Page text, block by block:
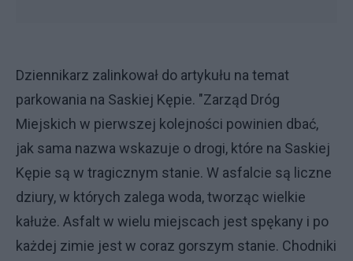
Dziennikarz zalinkował do artykułu na temat
parkowania na Saskiej Kępie. "Zarząd Dróg
Miejskich w pierwszej kolejności powinien dbać,
jak sama nazwa wskazuje o drogi, które na Saskiej
Kępie są w tragicznym stanie. W asfalcie są liczne
dziury, w których zalega woda, tworząc wielkie
kałuże. Asfalt w wielu miejscach jest spękany i po
każdej zimie jest w coraz gorszym stanie. Chodniki